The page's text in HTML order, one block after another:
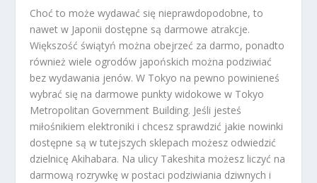
Choć to może wydawać się nieprawdopodobne, to
nawet w Japonii dostępne są darmowe atrakcje.
Większość świątyń można obejrzeć za darmo, ponadto
również wiele ogrodów japońskich można podziwiać
bez wydawania jenów. W Tokyo na pewno powinieneś
wybrać się na darmowe punkty widokowe w Tokyo
Metropolitan Government Building. Jeśli jesteś
miłośnikiem elektroniki i chcesz sprawdzić jakie nowinki
dostępne są w tutejszych sklepach możesz odwiedzić
dzielnicę Akihabara. Na ulicy Takeshita możesz liczyć na
darmową rozrywkę w postaci podziwiania dziwnych i